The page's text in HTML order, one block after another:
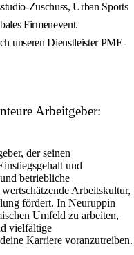
Zuschuss, Urban Sports
Firmenevent.
unseren Dienstleister PME-
Arbeitgeber:
der seinen
und
betriebliche
Arbeitskultur,
fördert. In Neuruppin
Umfeld zu arbeiten,
vielfältige
Karriere voranzutreiben.